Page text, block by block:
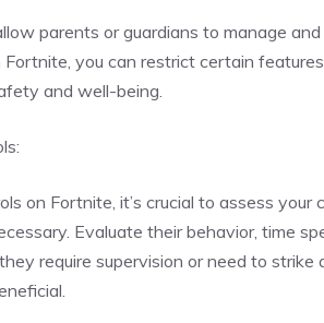
parents or guardians to manage and
you can restrict certain
and well-being.
on Fortnite, it’s crucial to assess your
Evaluate their behavior, time
require supervision or need to strike